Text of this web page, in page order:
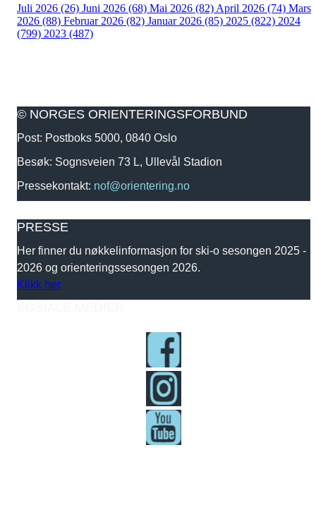
Juli 2026 (26) Juni 2026 (68) Mai 2026 (82) April 2026 (74) Mars
2026 (88) Februar 2026 (82) Januar 2026 (85) 2025 (822) 2024
(799) 2023 (487)
© NORGES ORIENTERINGSFORBUND
Post: Postboks 5000, 0840 Oslo
Besøk: Sognsveien 73 L, Ullevål Stadion
Pressekontakt: nof@orientering.no
PRESSE
Her finner du nøkkelinformasjon for ski-o sesongen 2025 -
2026 og orienteringssesongen 2026.
Klikk her